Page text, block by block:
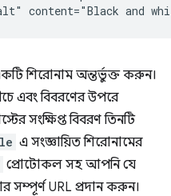
শিরোনাম অন্তর্ভুক্ত করুন।
এবং বিবরণের উপরে
সংক্ষিপ্ত বিবরণ তিনটি
এ সংজ্ঞায়িত শিরোনামের
প্রোটোকল সহ আপনি যে
সম্পূর্ণ URL প্রদান করুন।